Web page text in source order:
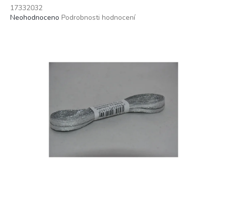
17332032
Průměrné
Neohodnoceno Podrobnosti hodnocení